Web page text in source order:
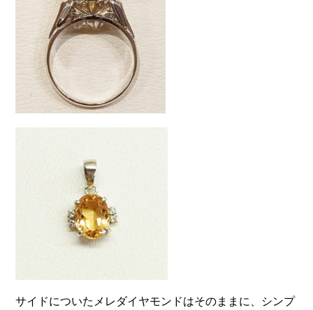
サイドについたメレダイヤモンドはそのままに、シンプ